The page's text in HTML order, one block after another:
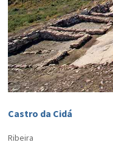
Castro da Cidá
Ribeira